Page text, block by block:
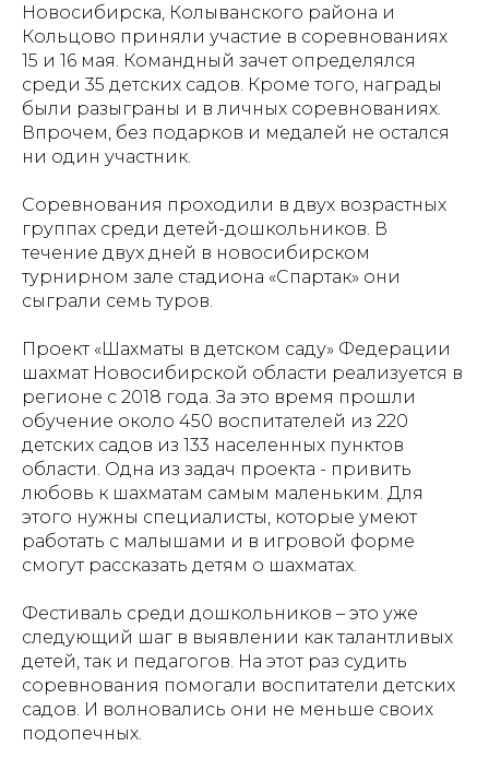
Новосибирска, Колыванского района и
Кольцово приняли участие в соревнованиях
15 и 16 мая. Командный зачет определялся
среди 35 детских садов. Кроме того, награды
были разыграны и в личных соревнованиях.
Впрочем, без подарков и медалей не остался
ни один участник.
Соревнования проходили в двух возрастных
группах среди детей-дошкольников. В
течение двух дней в новосибирском
турнирном зале стадиона «Спартак» они
сыграли семь туров.
Проект «Шахматы в детском саду» Федерации
шахмат Новосибирской области реализуется в
регионе с 2018 года. За это время прошли
обучение около 450 воспитателей из 220
детских садов из 133 населенных пунктов
области. Одна из задач проекта - привить
любовь к шахматам самым маленьким. Для
этого нужны специалисты, которые умеют
работать с малышами и в игровой форме
смогут рассказать детям о шахматах.
Фестиваль среди дошкольников – это уже
следующий шаг в выявлении как талантливых
детей, так и педагогов. На этот раз судить
соревнования помогали воспитатели детских
садов. И волновались они не меньше своих
подопечных.